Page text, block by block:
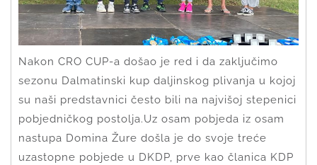
Nakon CRO CUP-a došao je red i da zaključimo
sezonu Dalmatinski kup daljinskog plivanja u kojoj
su naši predstavnici često bili na najvišoj stepenici
pobjedničkog postolja.Uz osam pobjeda iz osam
nastupa Domina Žure došla je do svoje treće
uzastopne pobjede u DKDP, prve kao članica KDP